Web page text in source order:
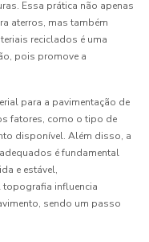
Essa prática não apenas
aterros, mas também
reciclados é uma
pois promove a
para a pavimentação de
fatores, como o tipo de
disponível. Além disso, a
adequados é fundamental
e estável,
topografia influencia
sendo um passo